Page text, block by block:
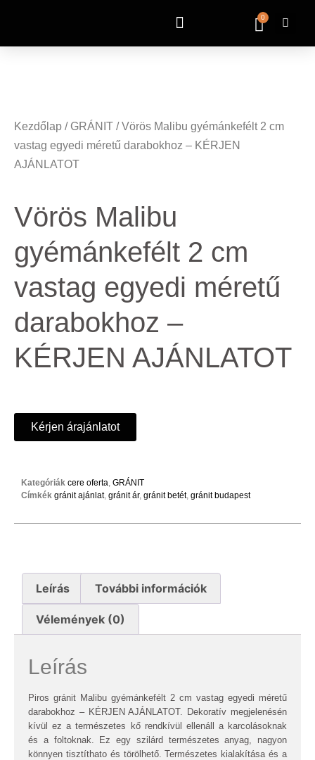
0
Kezdőlap / GRÁNIT / Vörös Malibu gyémánkefélt 2 cm
vastag egyedi méretű darabokhoz – KÉRJEN
AJÁNLATOT
Vörös Malibu
gyémánkefélt 2 cm
vastag egyedi méretű
darabokhoz –
KÉRJEN AJÁNLATOT
Kérjen árajánlatot
Kategóriák cere oferta, GRÁNIT
Címkék gránit ajánlat, gránit ár, gránit betét, gránit budapest
Leírás További információk
Vélemények (0)
Leírás
Piros gránit Malibu gyémánkefélt 2 cm vastag egyedi méretű
darabokhoz – KÉRJEN AJÁNLATOT. Dekoratív megjelenésén
kívül ez a természetes kő rendkívül ellenáll a karcolásoknak
és a foltoknak. Ez egy szilárd természetes anyag, nagyon
könnyen tisztíthato és törölhető. Természetes kialakítása és a